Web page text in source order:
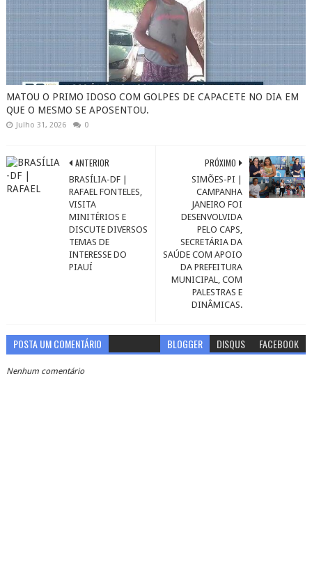
MATOU O PRIMO IDOSO COM GOLPES DE CAPACETE NO DIA EM
QUE O MESMO SE APOSENTOU.
Julho 31, 2026 0
PRÓXIMO
SIMÕES-PI |
CAMPANHA
JANEIRO FOI
DESENVOLVIDA
PELO CAPS,
SECRETÁRIA DA
SAÚDE COM APOIO
DA PREFEITURA
MUNICIPAL, COM
PALESTRAS E
DINÂMICAS.
ANTERIOR
BRASÍLIA-DF |
RAFAEL FONTELES,
VISITA
MINITÉRIOS E
DISCUTE DIVERSOS
TEMAS DE
INTERESSE DO
PIAUÍ
POSTA UM COMENTÁRIO BLOGGER DISQUS FACEBOOK
Nenhum comentário